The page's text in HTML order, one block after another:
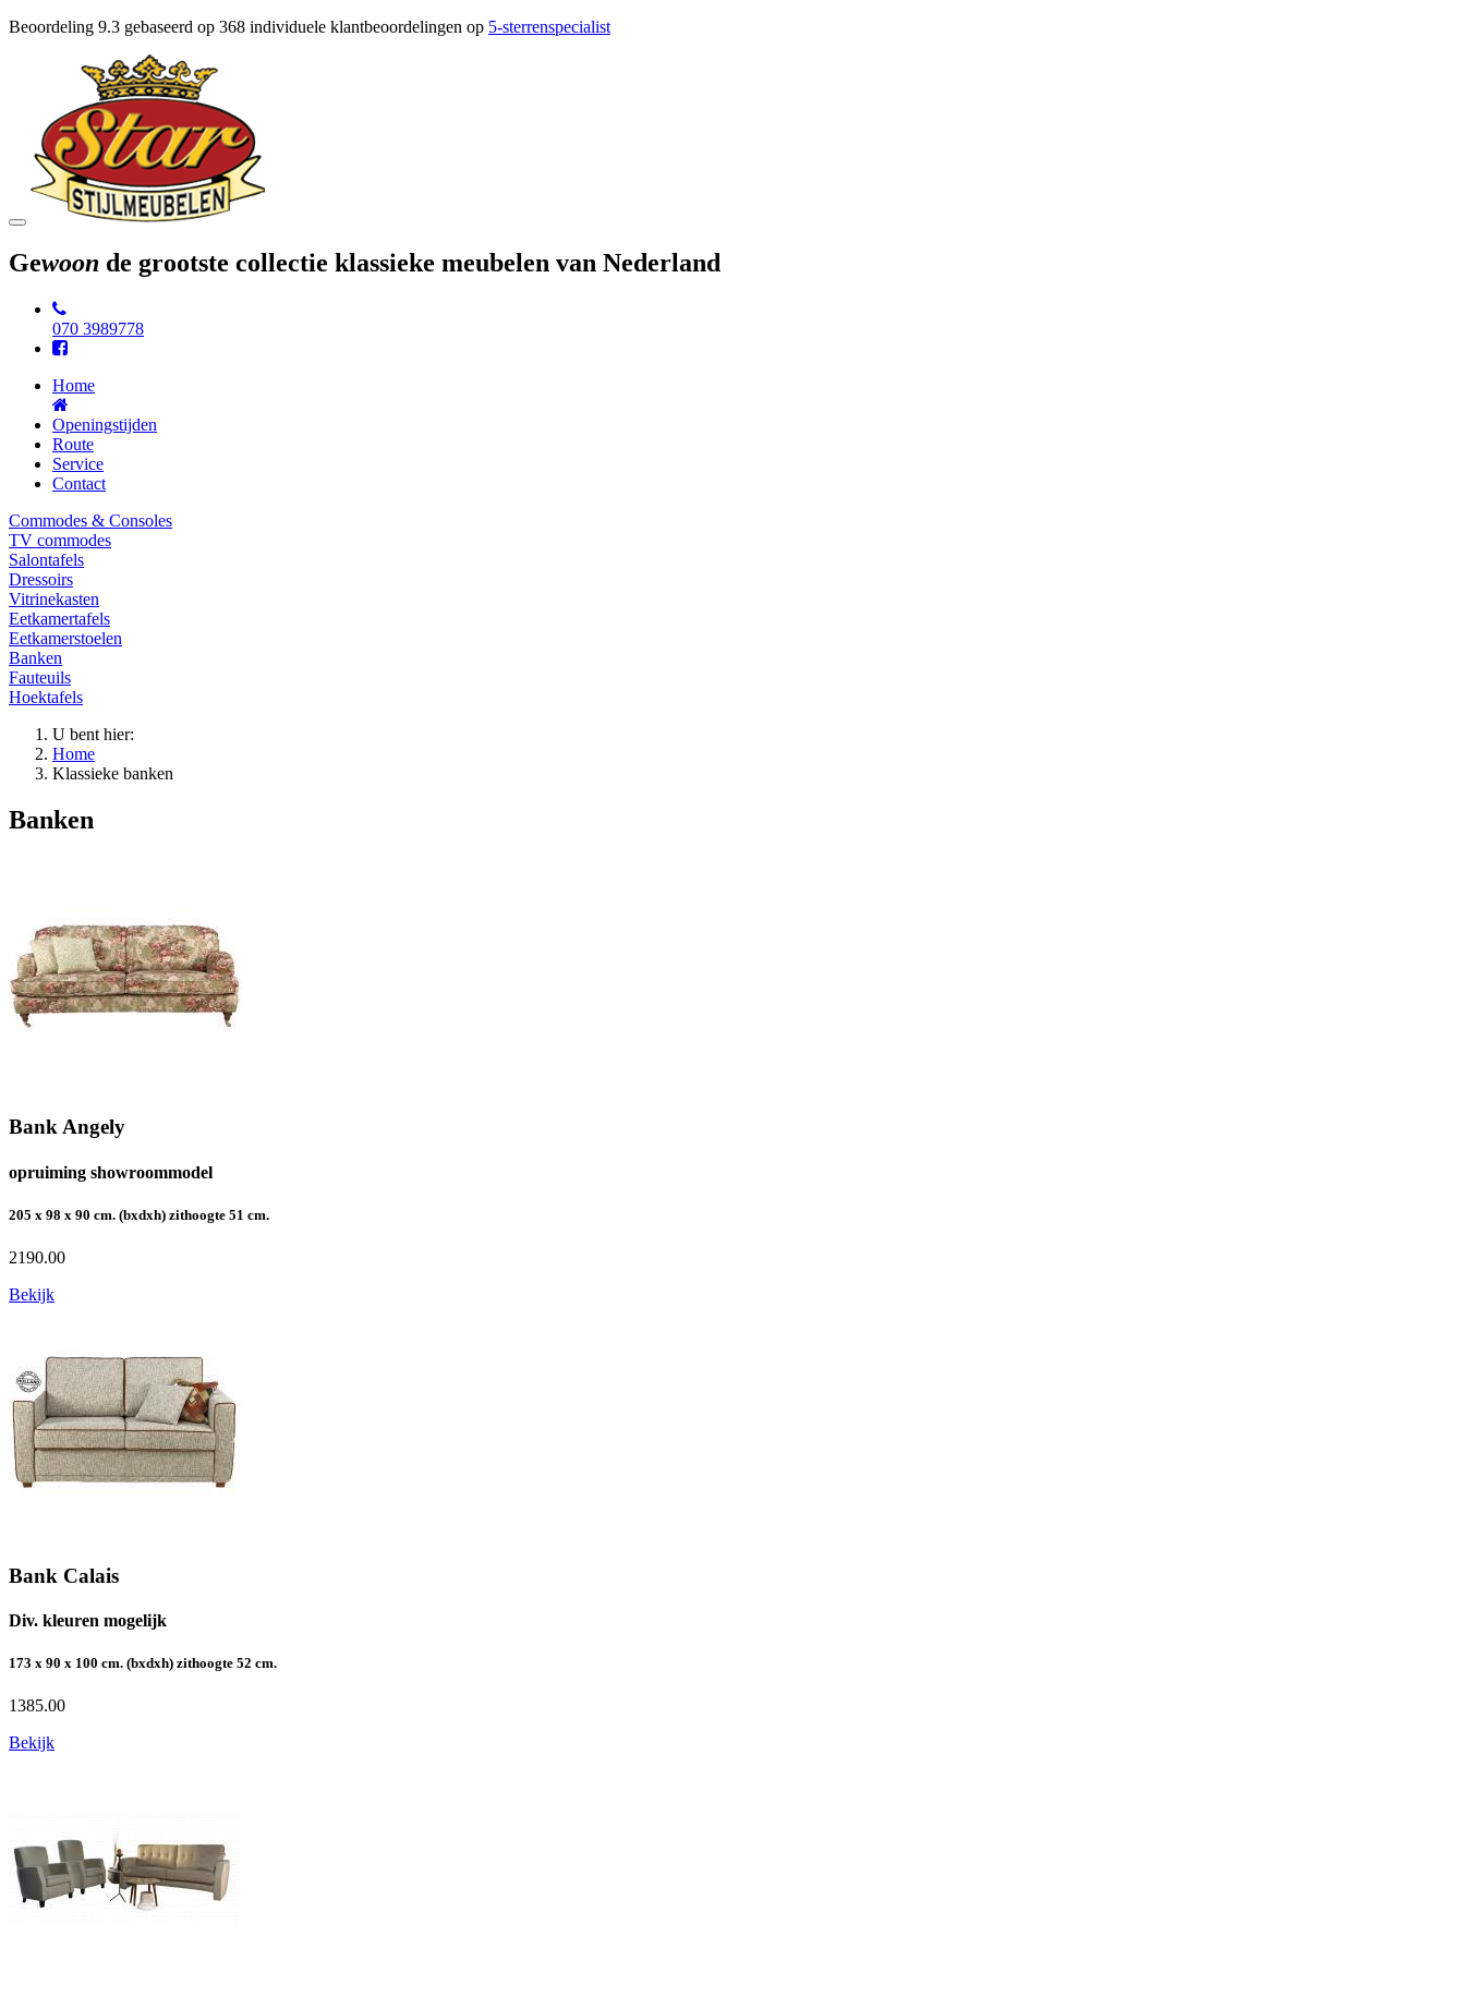
Beoordeling 9.3 gebaseerd op 368 individuele klantbeoordelingen op 5-sterrenspecialist
Toggle
Gewoon de grootste collectie klassieke meubelen van Nederland
070 3989778
Home
Openingstijden
Route
Service
Contact
Commodes & Consoles
TV commodes
Salontafels
Dressoirs
Vitrinekasten
Eetkamertafels
Eetkamerstoelen
Banken
Fauteuils
Hoektafels
U bent hier:
Home
Klassieke banken
Banken
Bank Angely
opruiming showroommodel
205 x 98 x 90 cm. (bxdxh) zithoogte 51 cm.
2190.00
Bekijk
Bank Calais
Div. kleuren mogelijk
173 x 90 x 100 cm. (bxdxh) zithoogte 52 cm.
1385.00
Bekijk